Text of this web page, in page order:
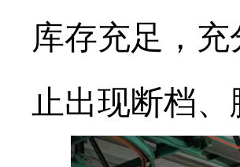
库存充足，充
止出现断档